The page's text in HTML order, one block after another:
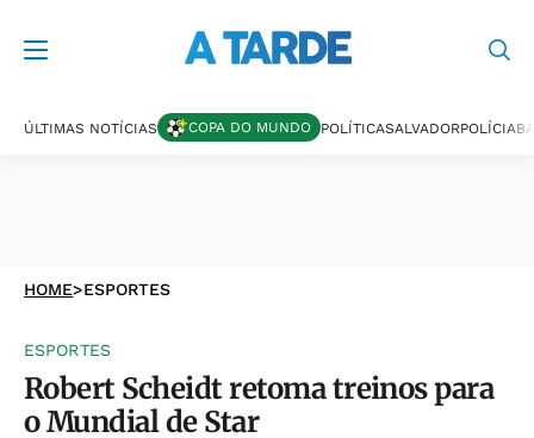
ÚLTIMAS NOTÍCIAS COPA DO MUNDO POLÍTICASALVADORPOLÍCIA
HOME>ESPORTES
ESPORTES
Robert Scheidt retoma treinos para
o Mundial de Star